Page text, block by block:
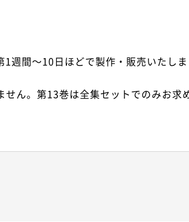
週間～10日ほどで製作・販売いたしま
ん。第13巻は全集セットでのみお求